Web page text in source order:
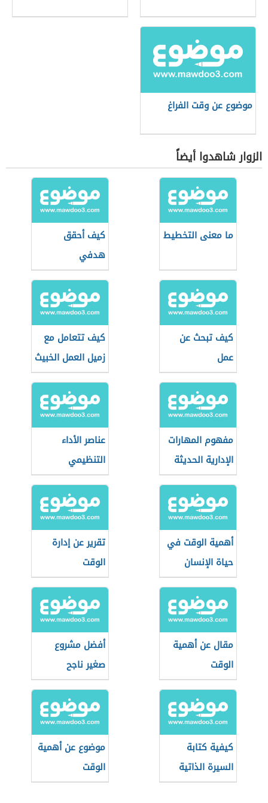
موضوع عن وقت الفراغ
الزوار شاهدوا أيضاً
ما معنى التخطيط
كيف أحقق
هدفي
كيف تبحث عن
عمل
كيف تتعامل مع
زميل العمل الخبيث
مفهوم المهارات
الإدارية الحديثة
عناصر الأداء
التنظيمي
أهمية الوقت في
حياة الإنسان
تقرير عن إدارة
الوقت
مقال عن أهمية
الوقت
أفضل مشروع
صغير ناجح
كيفية كتابة
السيرة الذاتية
للطلاب
موضوع عن أهمية
الوقت